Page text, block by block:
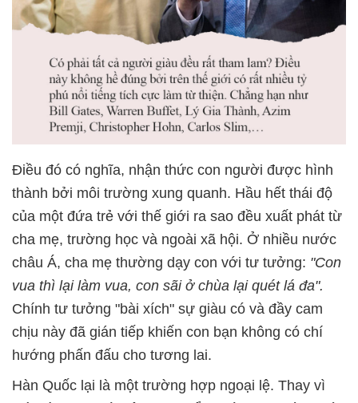
Điều đó có nghĩa, nhận thức con người được hình
thành bởi môi trường xung quanh. Hầu hết thái độ
của một đứa trẻ với thế giới ra sao đều xuất phát từ
cha mẹ, trường học và ngoài xã hội. Ở nhiều nước
châu Á, cha mẹ thường dạy con với tư tưởng: "Con
vua thì lại làm vua, con sãi ở chùa lại quét lá đa".
Chính tư tưởng "bài xích" sự giàu có và đầy cam
chịu này đã gián tiếp khiến con bạn không có chí
hướng phấn đấu cho tương lai.
Hàn Quốc lại là một trường hợp ngoại lệ. Thay vì